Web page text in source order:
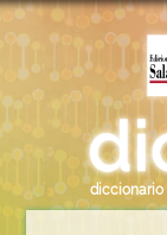
diccionario